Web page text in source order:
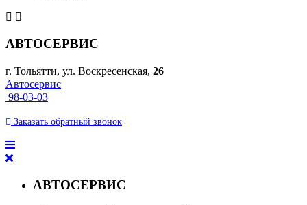
АВТОСЕРВИС
г. Тольятти, ул. Воскресенская, 26
Автосервис
98-03-03
Заказать обратный звонок
АВТОСЕРВИС